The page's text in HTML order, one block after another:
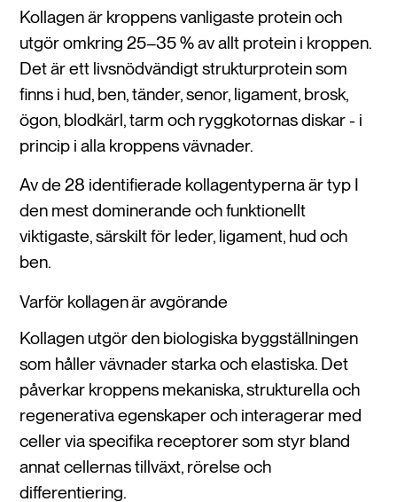
Kollagen är kroppens vanligaste protein och
utgör omkring 25–35 % av allt protein i kroppen.
Det är ett livsnödvändigt strukturprotein som
finns i hud, ben, tänder, senor, ligament, brosk,
ögon, blodkärl, tarm och ryggkotornas diskar - i
princip i alla kroppens vävnader.
Av de 28 identifierade kollagentyperna är typ I
den mest dominerande och funktionellt
viktigaste, särskilt för leder, ligament, hud och
ben.
Varför kollagen är avgörande
Kollagen utgör den biologiska byggställningen
som håller vävnader starka och elastiska. Det
påverkar kroppens mekaniska, strukturella och
regenerativa egenskaper och interagerar med
celler via specifika receptorer som styr bland
annat cellernas tillväxt, rörelse och
differentiering.